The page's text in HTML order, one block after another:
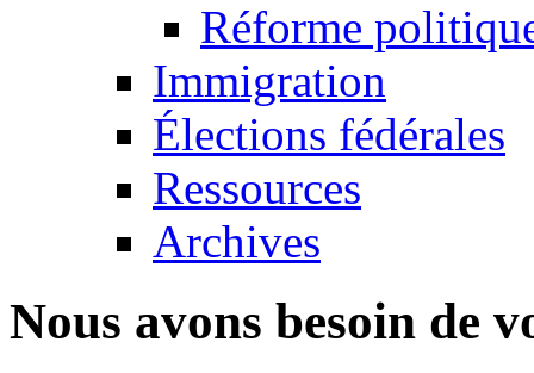
Réforme
Immigration
Élections fédérales
Ressources
Archives
Nous avons besoin de